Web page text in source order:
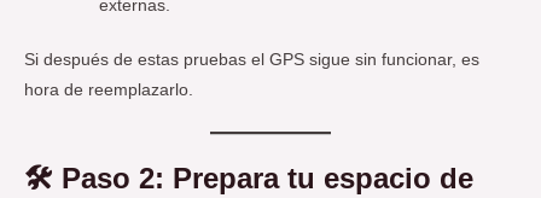
externas.
Si después de estas pruebas el GPS sigue sin funcionar, es
hora de reemplazarlo.
🛠️ Paso 2: Prepara tu espacio de